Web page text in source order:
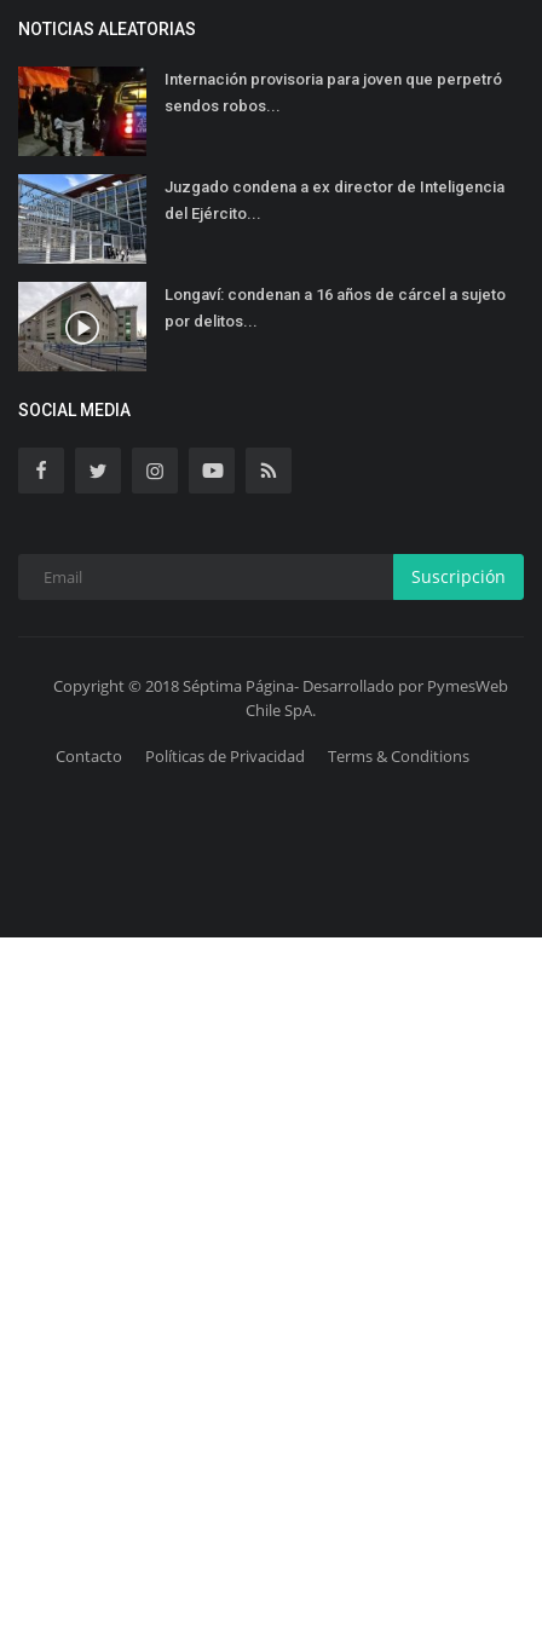
NOTICIAS ALEATORIAS
Internación provisoria para joven que perpetró
sendos robos...
Juzgado condena a ex director de Inteligencia
del Ejército...
Longaví: condenan a 16 años de cárcel a sujeto
por delitos...
SOCIAL MEDIA
Suscripción
Copyright © 2018 Séptima Página- Desarrollado por PymesWeb
Chile SpA.
Contacto Políticas de Privacidad Terms & Conditions